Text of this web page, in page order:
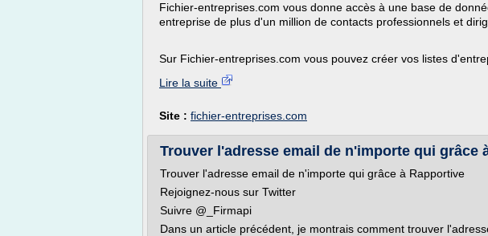
Fichier-entreprises.com vous donne accès à une base de
entreprise de plus d'un million de contacts professionnels et
Sur Fichier-entreprises.com vous pouvez créer vos listes
Lire la suite
Site : fichier-entreprises.com
Trouver l'adresse email de n'importe qui grâce
Trouver l'adresse email de n'importe qui grâce à Rapportive
Rejoignez-nous sur Twitter
Suivre @_Firmapi
Dans un article précédent, je montrais comment trouver